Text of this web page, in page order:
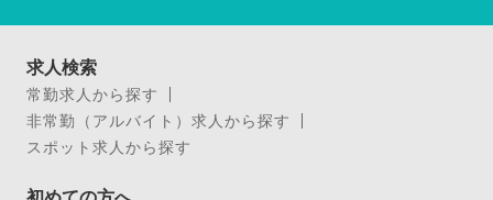
求人検索
常勤求人から探す
非常勤（アルバイト）求人から探す
スポット求人から探す